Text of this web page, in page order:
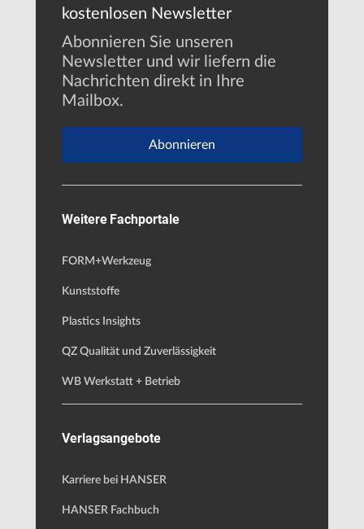
kostenlosen Newsletter
Abonnieren Sie unseren
Newsletter und wir liefern die
Nachrichten direkt in Ihre
Mailbox.
Abonnieren
Weitere Fachportale
FORM+Werkzeug
Kunststoffe
Plastics Insights
QZ Qualität und Zuverlässigkeit
WB Werkstatt + Betrieb
Verlagsangebote
Karriere bei HANSER
HANSER Fachbuch